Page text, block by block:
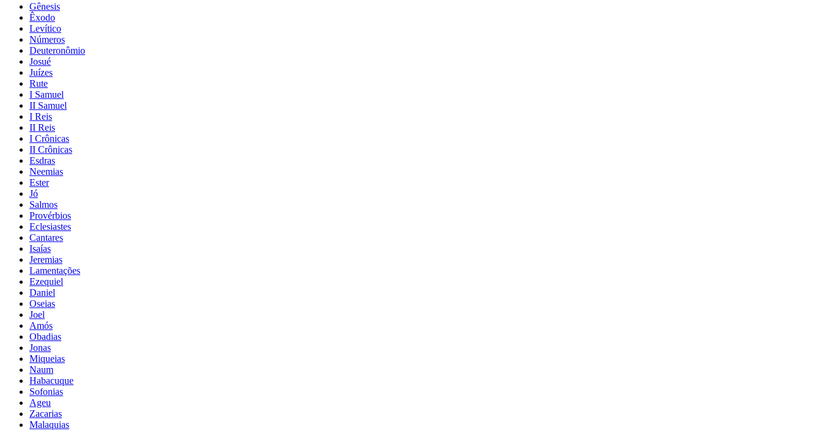
Gênesis
Êxodo
Levítico
Números
Deuteronômio
Josué
Juízes
Rute
I Samuel
II Samuel
I Reis
II Reis
I Crônicas
II Crônicas
Esdras
Neemias
Ester
Jó
Salmos
Provérbios
Eclesiastes
Cantares
Isaías
Jeremias
Lamentações
Ezequiel
Daniel
Oseias
Joel
Amós
Obadias
Jonas
Miqueias
Naum
Habacuque
Sofonias
Ageu
Zacarias
Malaquias